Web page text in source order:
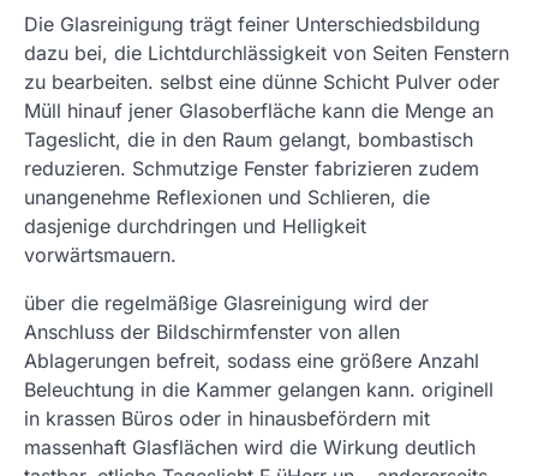
Die Glasreinigung trägt feiner Unterschiedsbildung
dazu bei, die Lichtdurchlässigkeit von Seiten Fenstern
zu bearbeiten. selbst eine dünne Schicht Pulver oder
Müll hinauf jener Glasoberfläche kann die Menge an
Tageslicht, die in den Raum gelangt, bombastisch
reduzieren. Schmutzige Fenster fabrizieren zudem
unangenehme Reflexionen und Schlieren, die
dasjenige durchdringen und Helligkeit
vorwärtsmauern.
über die regelmäßige Glasreinigung wird der
Anschluss der Bildschirmfenster von allen
Ablagerungen befreit, sodass eine größere Anzahl
Beleuchtung in die Kammer gelangen kann. originell
in krassen Büros oder in hinausbefördern mit
massenhaft Glasflächen wird die Wirkung deutlich